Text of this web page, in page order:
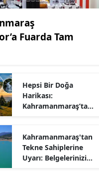
Fuarda Tam
Hepsi Bir Doğa
Harikası:
Kahramanmaraş’ta
Güzel Alanlar
Kahramanmaraş'tan
Tekne Sahiplerine
Uyarı: Belgelerinizi